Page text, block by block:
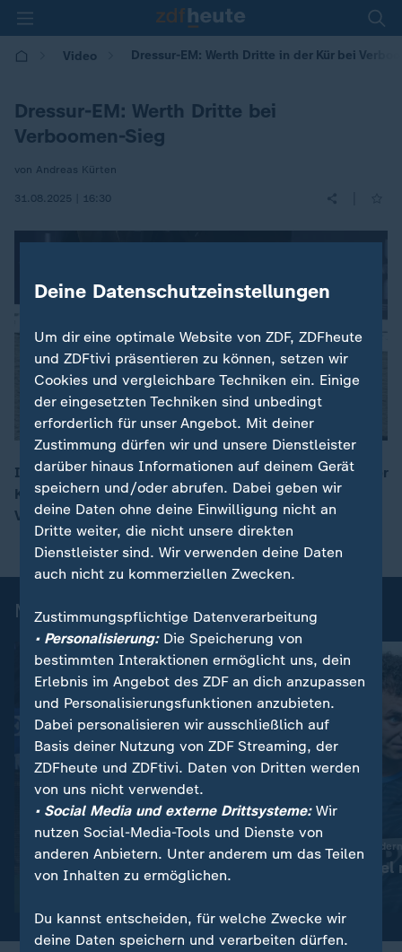
Video Dressur-EM: Werth Dritte in der Kür bei
Dressur-EM: Werth Dritte bei
Verboomen-Sieg
von Andreas Kürten
31.08.2025 | 16:30
00:17
Isabell Werth muss sich bei der Dressur-EM auch in der
Kür mit Bronze begnügen. Der Titel ging an Justin
Verboomen und sein Pferd Zonik Plus.
Mehr News aus dem Sport
Knapper Sieg gegen Bochum:
Hertha BSC jubelt zum
Zweitliga-Auftakt
Transfer-News in Bildern
Asllani-
Deine Datenschutzeinstellungen
Um dir eine optimale Website von ZDF, ZDFheute
und ZDFtivi präsentieren zu können, setzen wir
Cookies und vergleichbare Techniken ein. Einige
der eingesetzten Techniken sind unbedingt
erforderlich für unser Angebot. Mit deiner
Zustimmung dürfen wir und unsere Dienstleister
darüber hinaus Informationen auf deinem Gerät
speichern und/oder abrufen. Dabei geben wir
deine Daten ohne deine Einwilligung nicht an
Dritte weiter, die nicht unsere direkten
Dienstleister sind. Wir verwenden deine Daten
auch nicht zu kommerziellen Zwecken.
Zustimmungspflichtige Datenverarbeitung
• Personalisierung:Die Speicherung von
bestimmten Interaktionen ermöglicht uns, dein
Erlebnis im Angebot des ZDF an dich anzupassen
und Personalisierungsfunktionen anzubieten.
Dabei personalisieren wir ausschließlich auf
Basis deiner Nutzung von ZDF Streaming, der
ZDFheute und ZDFtivi. Daten von Dritten werden
von uns nicht verwendet.
• Social Media und externe Drittsysteme:Wir
nutzen Social-Media-Tools und Dienste von
anderen Anbietern. Unter anderem um das Teilen
von Inhalten zu ermöglichen.
Du kannst entscheiden, für welche Zwecke wir
deine Daten speichern und verarbeiten dürfen.